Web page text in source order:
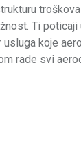
Ti poticaji
koje
rade svi